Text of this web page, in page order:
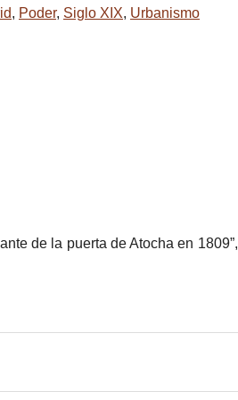
, Poder, Siglo XIX, Urbanismo
de la puerta de Atocha en 1809”,